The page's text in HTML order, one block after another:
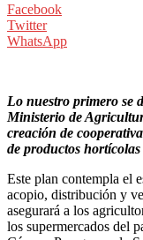
Facebook
Twitter
WhatsApp
Lo nuestro primero se
Ministerio de
creación de
de productos
Este plan contempla el
acopio, distribución y
asegurará a los
los supermercados del